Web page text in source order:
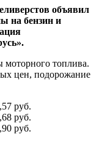
объявил
на бензин и
топлива.
цен, подорожание
руб.
руб.
руб.